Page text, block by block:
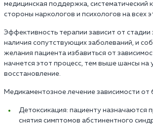
медицинская поддержка, систематический
стороны наркологов и психологов на всех
Эффективность терапии зависит от стадии
наличия сопутствующих заболеваний, и
желания пациента избавиться от
начнется этот процесс, тем выше шансы на
восстановление.
Медикаментозное лечение зависимости от
Детоксикация: пациенту назначаются
снятия симптомов абстинентного